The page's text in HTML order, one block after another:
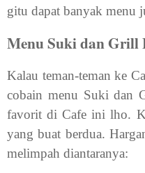
gitu dapat banyak menu
Menu Suki dan
Kalau teman-teman ke
cobain menu Suki dan
favorit di Cafe ini lho.
yang buat berdua.
melimpah diantaranya: